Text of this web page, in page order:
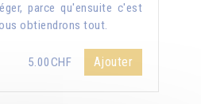
parce qu'ensuite c'est
obtiendrons tout.
5.00CHF Ajouter